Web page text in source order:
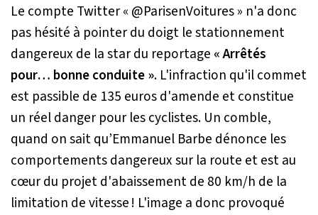
Le compte Twitter « @ParisenVoitures » n'a donc
pas hésité à pointer du doigt le stationnement
dangereux de la star du reportage « Arrêtés
pour… bonne conduite». L'infraction qu'il commet
est passible de 135 euros d'amende et constitue
un réel danger pour les cyclistes. Un comble,
quand on sait qu’Emmanuel Barbe dénonce les
comportements dangereux sur la route et est au
cœur du projet d'abaissement de 80 km/h de la
limitation de vitesse ! L'image a donc provoqué